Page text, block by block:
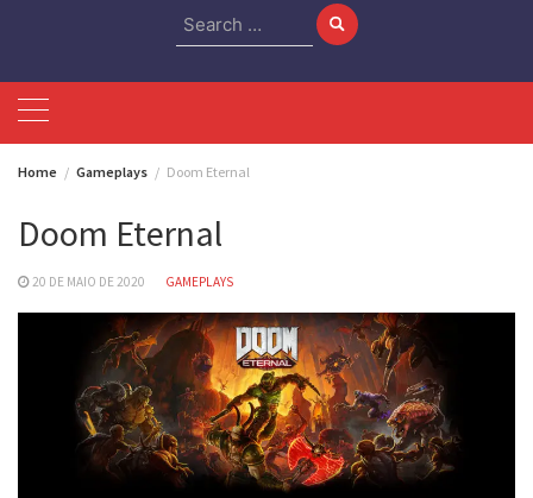
Search
for:
Home Gameplays Doom Eternal
Doom Eternal
20 DE MAIO DE 2020 GAMEPLAYS